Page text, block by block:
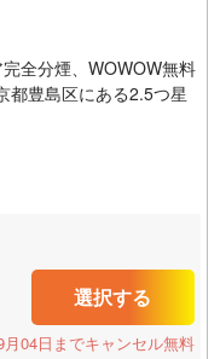
全分煙、WOWOW無料
都豊島区にある2.5つ星
選択する
月04日までキャンセル無料